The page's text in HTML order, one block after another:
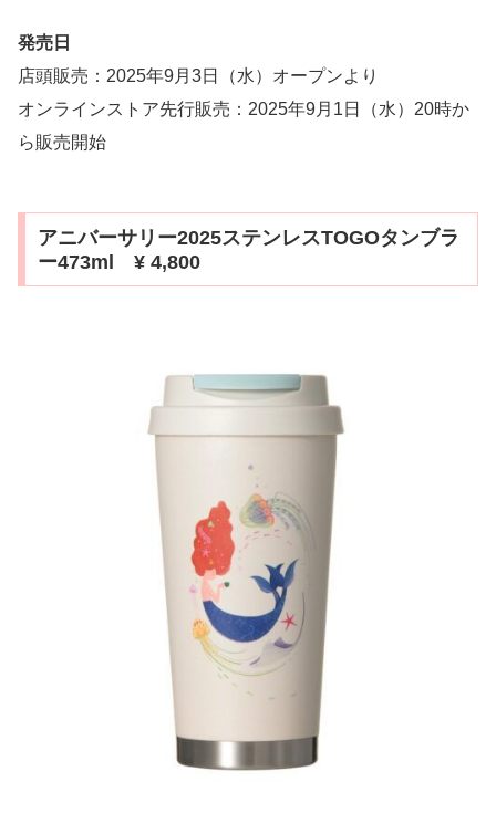
発売日
店頭販売：2025年9月3日（水）オープンより
オンラインストア先行販売：2025年9月1日（水）20時か
ら販売開始
アニバーサリー2025ステンレスTOGOタンブラ
ー473ml ¥ 4,800